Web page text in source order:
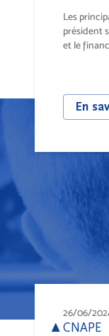
Les
président
et le
En
26/06/
CNAPE